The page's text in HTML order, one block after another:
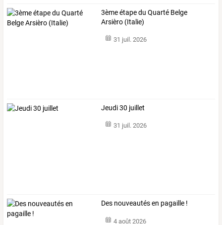
3ème étape du Quarté Belge
Arsièro (Italie)
31 juil. 2026
Jeudi 30 juillet
31 juil. 2026
Des nouveautés en pagaille !
4 août 2026